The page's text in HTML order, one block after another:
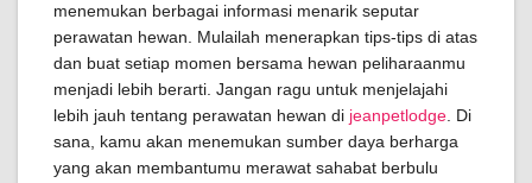
menemukan berbagai informasi menarik seputar
perawatan hewan. Mulailah menerapkan tips-tips di atas
dan buat setiap momen bersama hewan peliharaanmu
menjadi lebih berarti. Jangan ragu untuk menjelajahi
lebih jauh tentang perawatan hewan di jeanpetlodge . Di
sana, kamu akan menemukan sumber daya berharga
yang akan membantumu merawat sahabat berbulu